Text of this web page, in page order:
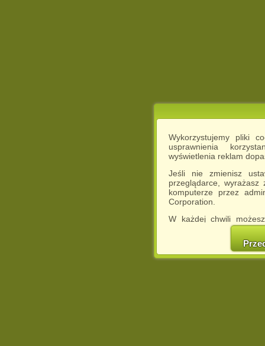
Wykorzystujemy pliki
usprawnienia
wyświetlenia reklam
Jeśli nie zmienisz
przeglądarce,
komputerze przez
Corporation.
W każdej chwili
cookies w swojej
w naszej
http://chomikuj.pl/